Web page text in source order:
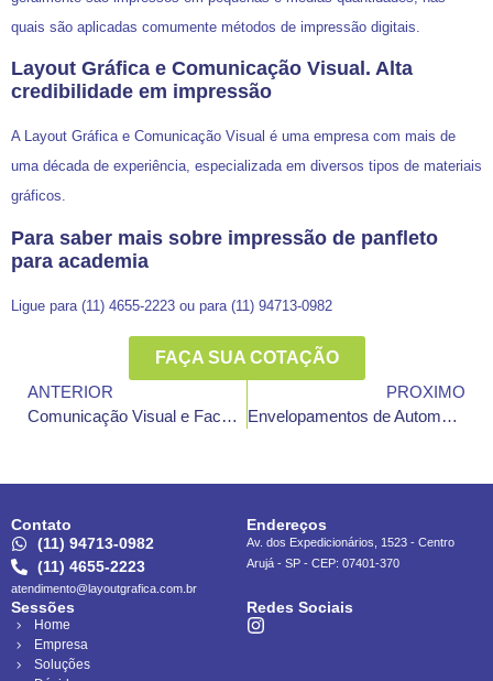
quais são aplicadas comumente métodos de impressão digitais.
Layout Gráfica e Comunicação Visual. Alta
credibilidade em impressão
A Layout Gráfica e Comunicação Visual é uma empresa com mais de
uma década de experiência, especializada em diversos tipos de materiais
gráficos.
Para saber mais sobre impressão de panfleto
para academia
Ligue para (11) 4655-2223 ou para (11) 94713-0982
FAÇA SUA COTAÇÃO
ANTERIOR
Comunicação Visual e Fachadas
PROXIMO
Envelopamentos de Automóveis
Contato
(11) 94713-0982
(11) 4655-2223
atendimento@layoutgrafica.com.br
Endereços
Av. dos Expedicionários, 1523 - Centro
Arujá - SP - CEP: 07401-370
Sessões
Home
Empresa
Soluções
Redes Sociais